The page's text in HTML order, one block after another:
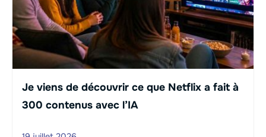
Je viens de découvrir ce que Netflix a fait à
300 contenus avec l’IA